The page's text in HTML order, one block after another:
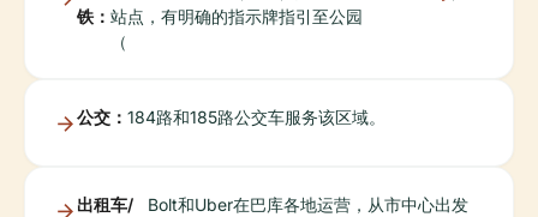
铁： 站点，有明确的指示牌指引至公园
（
公交： 184路和185路公交车服务该区域。
出租车/
Bolt和Uber在巴库各地运营，从市中心出发